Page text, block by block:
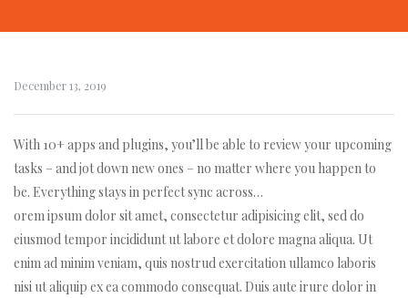
December 13, 2019
With 10+ apps and plugins, you’ll be able to review your upcoming
tasks – and jot down new ones – no matter where you happen to
be. Everything stays in perfect sync across…
orem ipsum dolor sit amet, consectetur adipisicing elit, sed do
eiusmod tempor incididunt ut labore et dolore magna aliqua. Ut
enim ad minim veniam, quis nostrud exercitation ullamco laboris
nisi ut aliquip ex ea commodo consequat. Duis aute irure dolor in